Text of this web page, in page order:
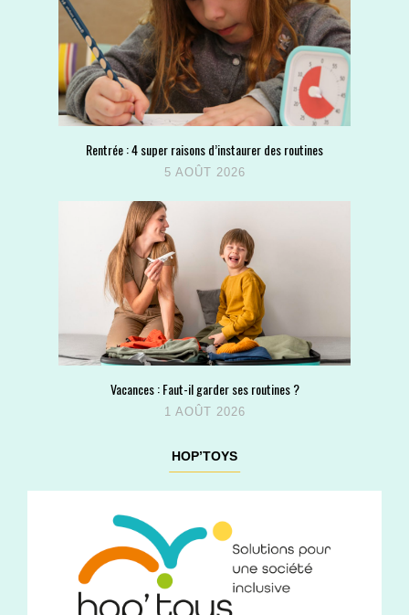
Rentrée : 4 super raisons d’instaurer des routines
5 AOÛT 2026
Vacances : Faut-il garder ses routines ?
1 AOÛT 2026
HOP’TOYS